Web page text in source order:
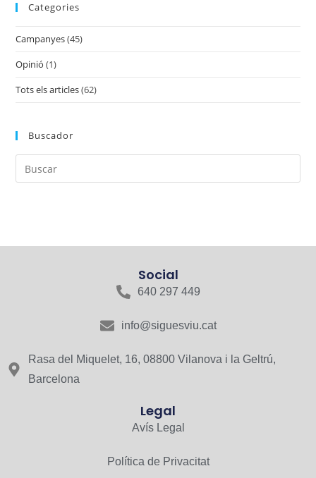
Categories
Campanyes(45)
Opinió (1)
Tots els articles(62)
Buscador
Social
640 297 449
info@siguesviu.cat
Rasa del Miquelet, 16, 08800 Vilanova i la Geltrú,
Barcelona
Legal
Avís Legal
Política de Privacitat